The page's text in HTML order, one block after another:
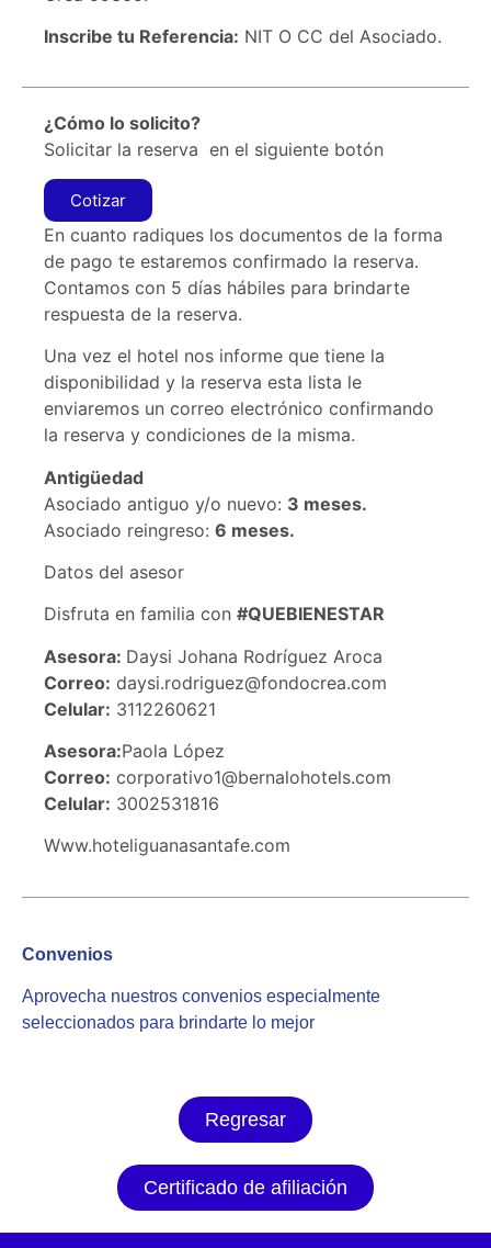
Inscribe tu Referencia: NIT O CC del Asociado.
¿Cómo lo solicito?
Solicitar la reserva en el siguiente botón
Cotizar
En cuanto radiques los documentos de la forma
de pago te estaremos confirmado la reserva.
Contamos con 5 días hábiles para brindarte
respuesta de la reserva.
Una vez el hotel nos informe que tiene la
disponibilidad y la reserva esta lista le
enviaremos un correo electrónico confirmando
la reserva y condiciones de la misma.
Antigüedad
Asociado antiguo y/o nuevo: 3 meses.
Asociado reingreso: 6 meses.
Datos del asesor
Disfruta en familia con #QUEBIENESTAR
Asesora: Daysi Johana Rodríguez Aroca
Correo: daysi.rodriguez@fondocrea.com
Celular: 3112260621
Asesora:Paola López
Correo: corporativo1@bernalohotels.com
Celular: 3002531816
Www.hoteliguanasantafe.com
Convenios
Aprovecha nuestros convenios especialmente
seleccionados para brindarte lo mejor
Regresar
Certificado de afiliación